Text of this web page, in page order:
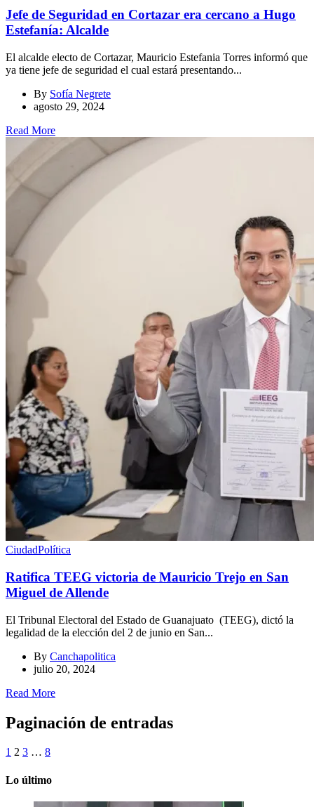
Jefe de Seguridad en Cortazar era cercano a Hugo
Estefanía: Alcalde
El alcalde electo de Cortazar, Mauricio Estefania Torres informó que
ya tiene jefe de seguridad el cual estará presentando...
By Sofía Negrete
agosto 29, 2024
Read More
CiudadPolítica
Ratifica TEEG victoria de Mauricio Trejo en San
Miguel de Allende
El Tribunal Electoral del Estado de Guanajuato (TEEG), dictó la
legalidad de la elección del 2 de junio en San...
By Canchapolitica
julio 20, 2024
Read More
Paginación de entradas
1 2 3 … 8
Lo último